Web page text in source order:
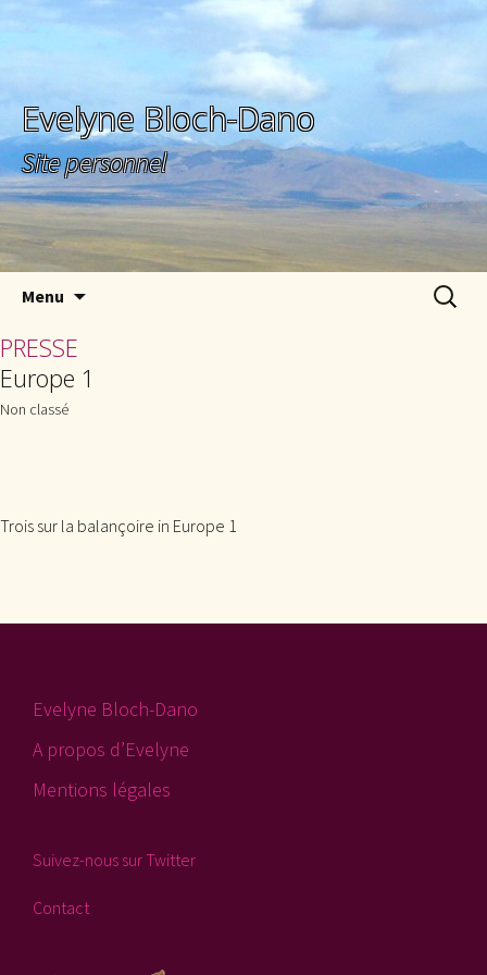
Evelyne Bloch-Dano
Site personnel
Menu
PRESSE
Europe 1
Non classé
Trois sur la balançoire in Europe 1
Evelyne Bloch-Dano
A propos d’Evelyne
Mentions légales
Suivez-nous sur Twitter
Contact